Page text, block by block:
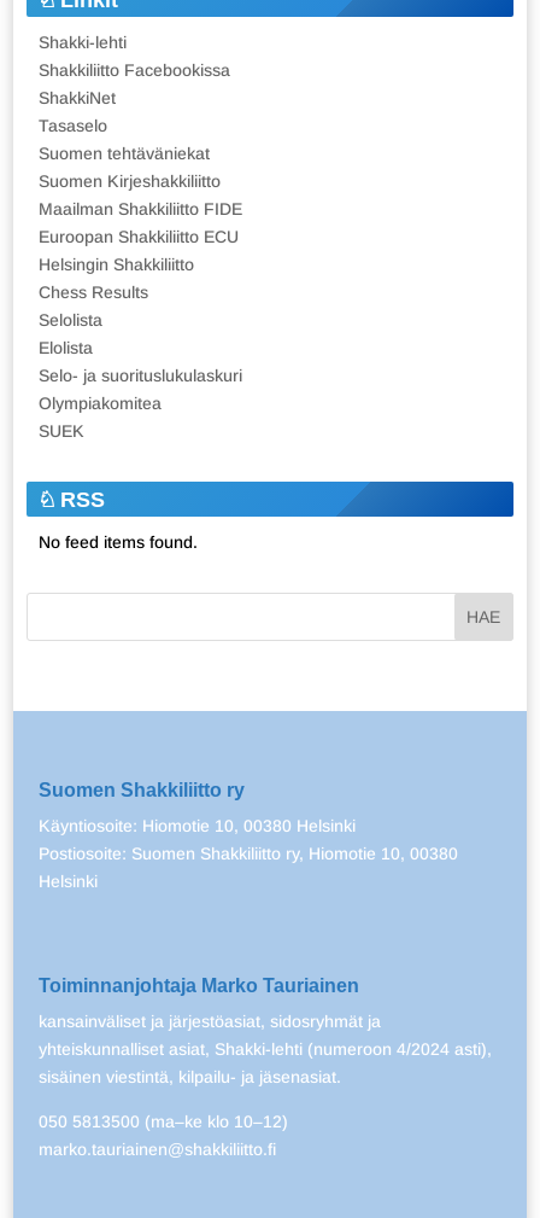
Shakki-lehti
Shakkiliitto Facebookissa
ShakkiNet
Tasaselo
Suomen tehtäväniekat
Suomen Kirjeshakkiliitto
Maailman Shakkiliitto FIDE
Euroopan Shakkiliitto ECU
Helsingin Shakkiliitto
Chess Results
Selolista
Elolista
Selo- ja suorituslukulaskuri
Olympiakomitea
SUEK
RSS
No feed items found.
Suomen Shakkiliitto ry
Käyntiosoite: Hiomotie 10, 00380 Helsinki
Postiosoite: Suomen Shakkiliitto ry, Hiomotie 10, 00380
Helsinki
Toiminnanjohtaja Marko Tauriainen
kansainväliset ja järjestöasiat, sidosryhmät ja
yhteiskunnalliset asiat, Shakki-lehti (numeroon 4/2024 asti),
sisäinen viestintä, kilpailu- ja jäsenasiat.
050 5813500 (ma–ke klo 10–12)
marko.tauriainen@shakkiliitto.fi